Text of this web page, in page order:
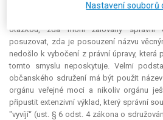
občanů není svojí povahou
otázkou, zda mohl žalovaný správní
posuzovat, zda je posouzení názvu
nedošlo k vybočení z právní úpravy, která
tomto smyslu neposkytuje. Velmi
občanského sdružení má být použit
orgánu veřejné moci a nikoliv orgánu
připustit extenzivní výklad, který správní
"vyvíjí“ (ust. § 6 odst. 4 zákona o
Nastavení souborů